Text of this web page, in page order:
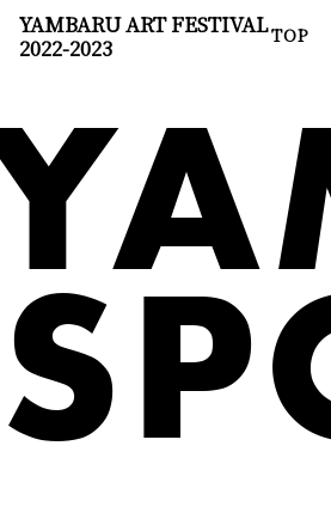
YAMBARU ART FESTIVAL
2022-2023
TOP